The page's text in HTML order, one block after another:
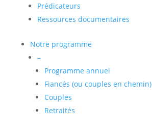
Prédicateurs
Ressources documentaires
Notre programme
–
Programme annuel
Fiancés (ou couples en chemin)
Couples
Retraités